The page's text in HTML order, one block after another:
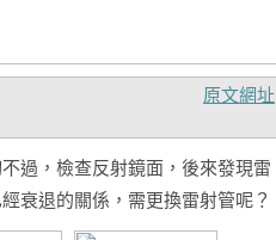
原文網址
過，檢查反射鏡面，後來發現雷
衰退的關係，需更換雷射管呢？